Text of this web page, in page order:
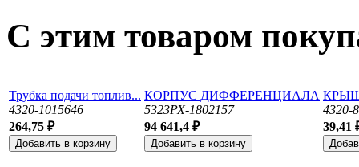
С этим товаром
Трубка подачи топлив...
4320-1015646
264,75 ₽
КОРПУС ДИФФЕРЕНЦИАЛА
5323РХ-1802157
94 641,4 ₽
4320-
39,41